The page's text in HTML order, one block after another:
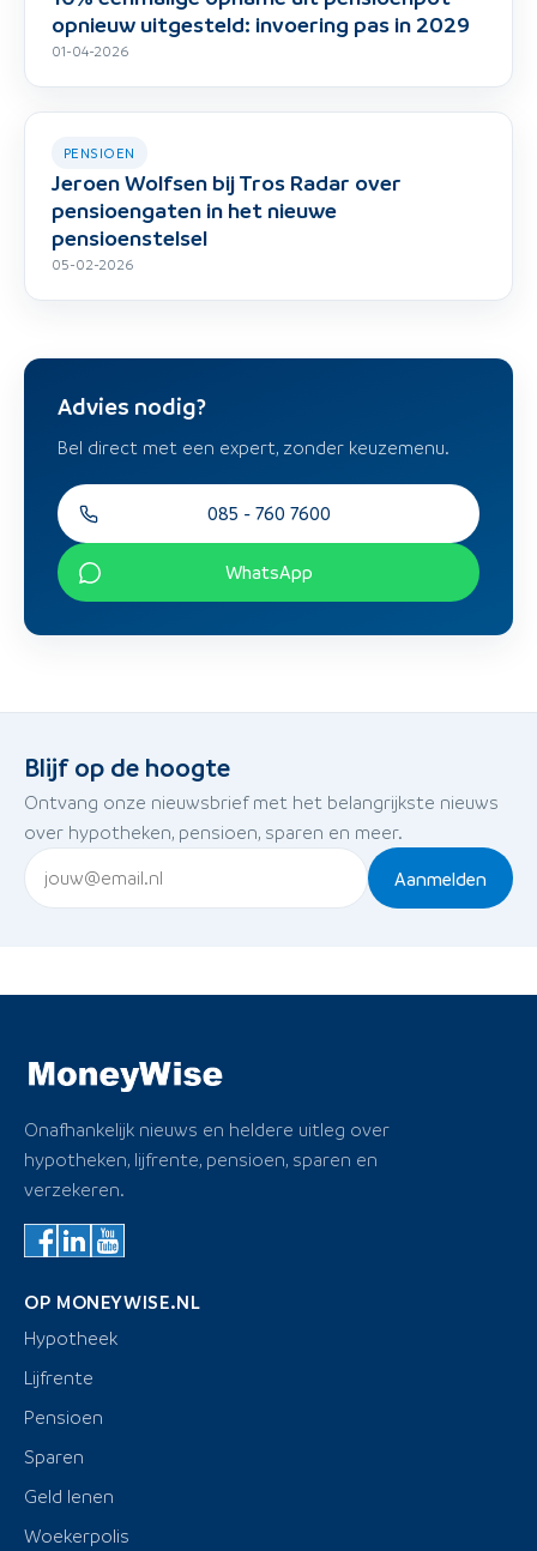
opnieuw uitgesteld: invoering pas in 2029
01-04-2026
PENSIOEN
Jeroen Wolfsen bij Tros Radar over
pensioengaten in het nieuwe
pensioenstelsel
05-02-2026
Advies nodig?
Bel direct met een expert, zonder keuzemenu.
085 - 760 7600
WhatsApp
Blijf op de hoogte
Ontvang onze nieuwsbrief met het belangrijkste nieuws
over hypotheken, pensioen, sparen en meer.
Aanmelden
Onafhankelijk nieuws en heldere uitleg over
hypotheken, lijfrente, pensioen, sparen en
verzekeren.
OP MONEYWISE.NL
Hypotheek
Lijfrente
Pensioen
Sparen
Geld lenen
Woekerpolis